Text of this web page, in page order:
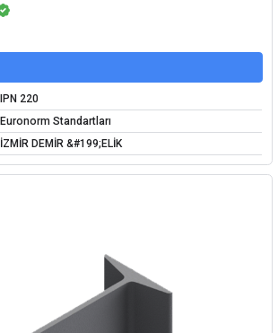
IPN 220
Euronorm Standartları
İZMİR DEMİR &#199;ELİK